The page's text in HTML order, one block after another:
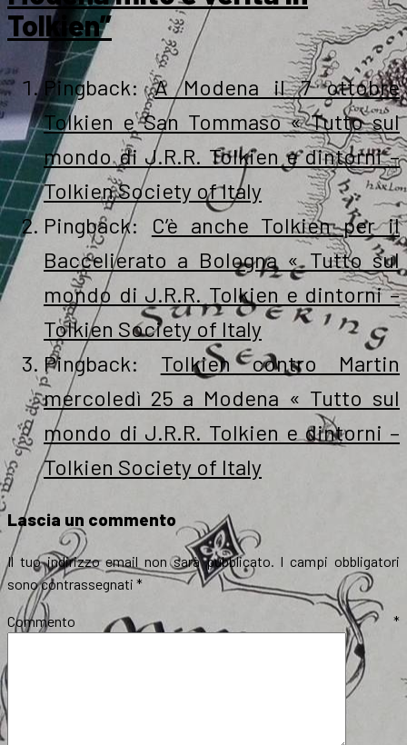
Tolkien”
Pingback:A Modena il 7 ottobre
Tolkien e San Tommaso « Tutto sul
mondo di J.R.R. Tolkien e dintorni –
Tolkien Society of Italy
Pingback: C’è anche Tolkien per il
Baccelierato a Bologna « Tutto sul
mondo di J.R.R. Tolkien e dintorni –
Tolkien Society of Italy
Pingback: Tolkien contro Martin
mercoledì 25 a Modena « Tutto sul
mondo di J.R.R. Tolkien e dintorni –
Tolkien Society of Italy
Lascia un commento
Il tuo indirizzo email non sarà pubblicato.
I campi obbligatori
sono contrassegnati *
Commento *